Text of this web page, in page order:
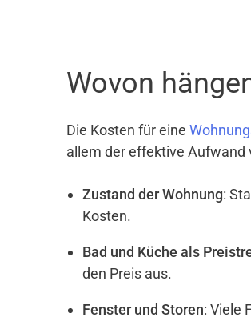
Wovon
Die Kosten für eine
allem der effektive Aufwand
Zustand der Wohnung:
Kosten.
Bad und Küche als
den Preis aus.
Fenster und Storen: Viele